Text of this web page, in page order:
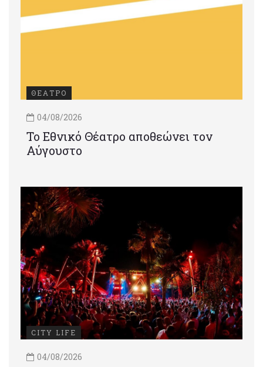
ΘΕΑΤΡΟ
04/08/2026
Το Εθνικό Θέατρο αποθεώνει τον
Αύγουστο
CITY LIFE
04/08/2026